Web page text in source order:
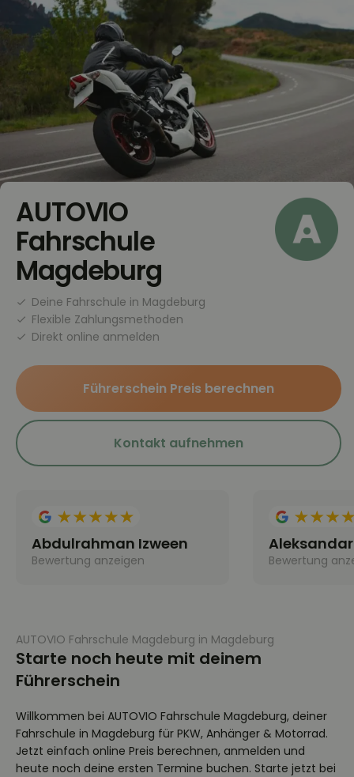
AUTOVIO
Fahrschule
Magdeburg
Deine Fahrschule in Magdeburg
Flexible Zahlungsmethoden
Direkt online anmelden
Führerschein Preis berechnen
Kontakt aufnehmen
Abdulrahman Izween
Bewertung anzeigen Bewertung
AUTOVIO Fahrschule Magdeburg in Magdeburg
Starte noch heute mit deinem
Führerschein
Willkommen bei AUTOVIO Fahrschule Magdeburg, deiner
Fahrschule in Magdeburg für PKW, Anhänger & Motorrad.
Jetzt einfach online Preis berechnen, anmelden und
heute noch deine ersten Termine buchen. Starte jetzt bei